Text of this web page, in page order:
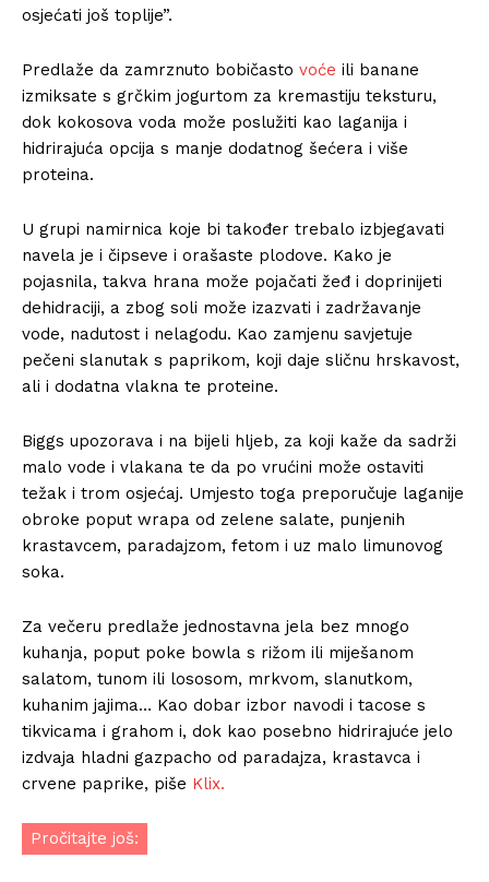
osjećati još toplije”.
Predlaže da zamrznuto bobičasto voće ili banane
izmiksate s grčkim jogurtom za kremastiju teksturu,
dok kokosova voda može poslužiti kao laganija i
hidrirajuća opcija s manje dodatnog šećera i više
proteina.
U grupi namirnica koje bi također trebalo izbjegavati
navela je i čipseve i orašaste plodove. Kako je
pojasnila, takva hrana može pojačati žeđ i doprinijeti
dehidraciji, a zbog soli može izazvati i zadržavanje
vode, nadutost i nelagodu. Kao zamjenu savjetuje
pečeni slanutak s paprikom, koji daje sličnu hrskavost,
ali i dodatna vlakna te proteine.
Biggs upozorava i na bijeli hljeb, za koji kaže da sadrži
malo vode i vlakana te da po vrućini može ostaviti
težak i trom osjećaj. Umjesto toga preporučuje laganije
obroke poput wrapa od zelene salate, punjenih
krastavcem, paradajzom, fetom i uz malo limunovog
soka.
Za večeru predlaže jednostavna jela bez mnogo
kuhanja, poput poke bowla s rižom ili miješanom
salatom, tunom ili lososom, mrkvom, slanutkom,
kuhanim jajima… Kao dobar izbor navodi i tacose s
tikvicama i grahom i, dok kao posebno hidrirajuće jelo
izdvaja hladni gazpacho od paradajza, krastavca i
crvene paprike, piše Klix.
Pročitajte još: